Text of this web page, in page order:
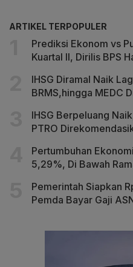
ARTIKEL TERPOPULER
Prediksi Ekonom vs
Kuartal II, Dirilis BPS
IHSG Diramal Naik
BRMS,hingga MEDC
IHSG Berpeluang
PTRO
Pertumbuhan
5,29%, Di Bawah
Pemerintah Siapkan
Pemda Bayar Gaji